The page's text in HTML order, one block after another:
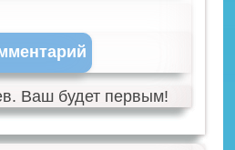
Ваш будет первым!